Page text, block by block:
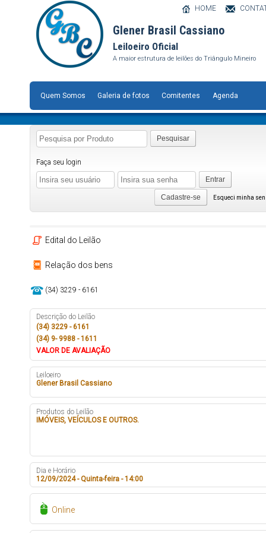
Glener Brasil Cassiano
Leiloeiro Oficial
A maior estrutura de leilões do Triângulo Mineiro
HOME
Quem Somos Galeria de fotos Comitentes Agenda
Pesquisar
Faça seu login
Entrar
Esqueci minha
Cadastre-se
Edital do Leilão
Relação dos bens
(34) 3229 - 6161
Descrição do Leilão
(34) 3229 - 6161
(34) 9- 9988 - 1611
VALOR DE AVALIAÇÃO
Leiloeiro
Glener Brasil Cassiano
Produtos do Leilão
IMÓVEIS, VEÍCULOS E OUTROS.
Dia e Horário
12/09/2024 - Quinta-feira - 14:00
Online